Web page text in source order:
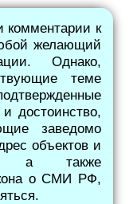
комментарии к
желающий
Однако,
теме
достоинство,
заведомо
объектов и
а также
о СМИ РФ,